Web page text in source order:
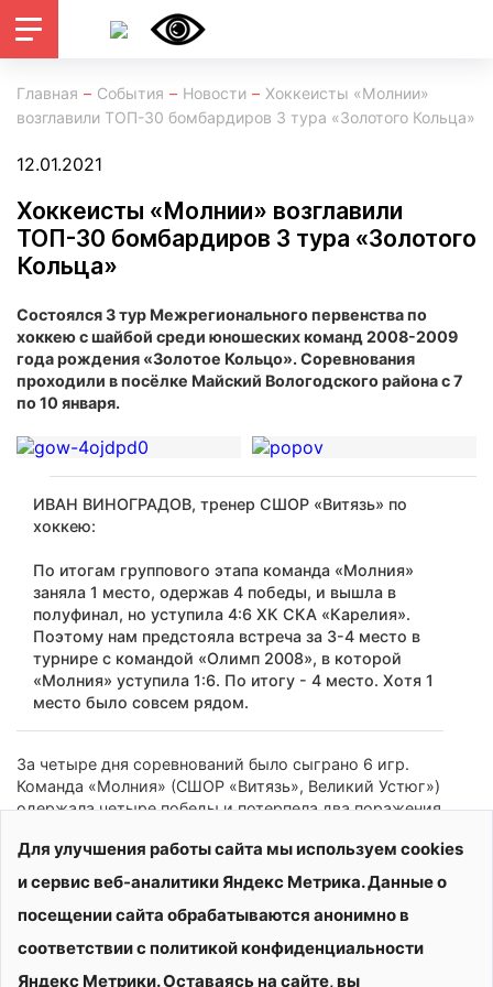
Главная События Новости
Хоккеисты «Молнии»
возглавили ТОП-30 бомбардиров 3 тура «Золотого Кольца»
12.01.2021
Хоккеисты «Молнии» возглавили
ТОП-30 бомбардиров 3 тура «Золотого
Кольца»
Состоялся 3 тур Межрегионального первенства по
хоккею с шайбой среди юношеских команд 2008-2009
года рождения «Золотое Кольцо». Соревнования
проходили в посёлке Майский Вологодского района с 7
по 10 января.
ИВАН ВИНОГРАДОВ, тренер СШОР «Витязь» по
хоккею:
По итогам группового этапа команда «Молния»
заняла 1 место, одержав 4 победы, и вышла в
полуфинал, но уступила 4:6 ХК СКА «Карелия».
Поэтому нам предстояла встреча за 3-4 место в
турнире с командой «Олимп 2008», в которой
«Молния» уступила 1:6. По итогу - 4 место. Хотя 1
место было совсем рядом.
За четыре дня соревнований было сыграно 6 игр.
Команда «Молния» (СШОР «Витязь», Великий Устюг»)
одержала четыре победы и потерпела два поражения.
30 лучших бомбардиров.
Для улучшения работы сайта мы используем cookies
и сервис веб-аналитики Яндекс Метрика. Данные о
посещении сайта обрабатываются анонимно в
соответствии с политикой конфиденциальности
Яндекс Метрики. Оставаясь на сайте, вы